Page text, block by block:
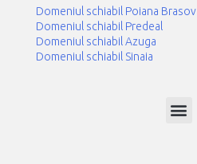
Domeniul schiabil Poiana Brasov
Domeniul schiabil Predeal
Domeniul schiabil Azuga
Domeniul schiabil Sinaia